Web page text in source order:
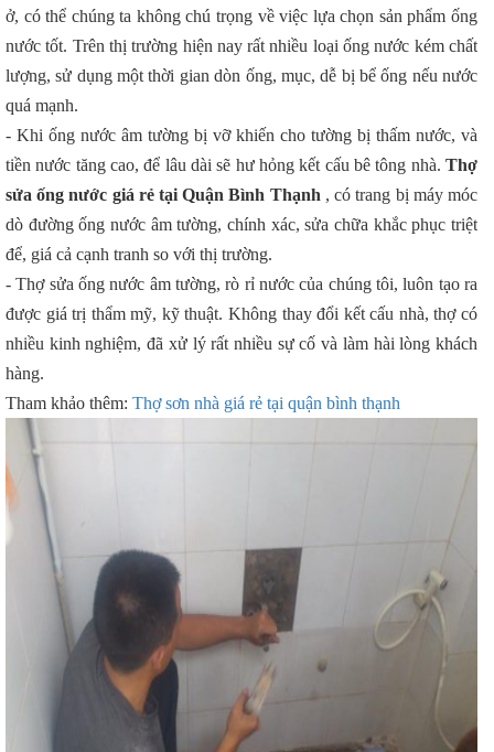
ở, có thể chúng ta không chú trọng về việc lựa chọn sản phẩm ống
nước tốt. Trên thị trường hiện nay rất nhiều loại ống nước kém chất
lượng, sử dụng một thời gian dòn ống, mục, dễ bị bể ống nếu nước
quá mạnh.
- Khi ống nước âm tường bị vỡ khiến cho tường bị thấm nước, và
tiền nước tăng cao, để lâu dài sẽ hư hỏng kết cấu bê tông nhà. Thợ
sửa ống nước giá rẻ tại Quận Bình Thạnh , có trang bị máy móc
dò đường ống nước âm tường, chính xác, sửa chữa khắc phục triệt
để, giá cả cạnh tranh so với thị trường.
- Thợ sửa ống nước âm tường, rò rỉ nước của chúng tôi, luôn tạo ra
được giá trị thẩm mỹ, kỹ thuật. Không thay đổi kết cấu nhà, thợ có
nhiều kinh nghiệm, đã xử lý rất nhiều sự cố và làm hài lòng khách
hàng.
Tham khảo thêm: Thợ sơn nhà giá rẻ tại quận bình thạnh